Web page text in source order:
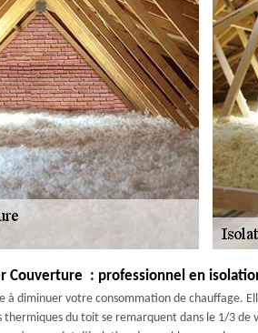
Couverture : professionnel en
à diminuer votre consommation de chauffage.
thermiques du toit se remarquent dans le 1/3 de